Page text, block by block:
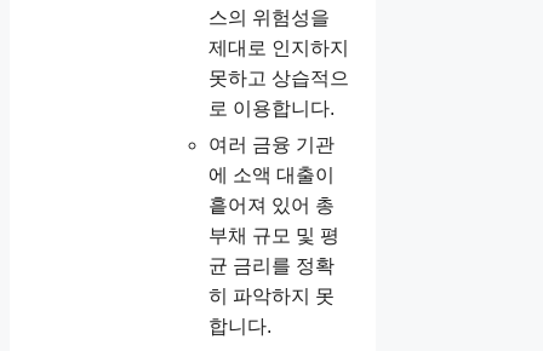
스의 위험성을
제대로 인지하지
못하고 상습적으
로 이용합니다.
여러 금융 기관
에 소액 대출이
흩어져 있어 총
부채 규모 및 평
균 금리를 정확
히 파악하지 못
합니다.